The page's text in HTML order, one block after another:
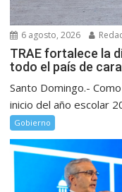
6 agosto, 2026
TRAE fortalece la
todo el país de
Santo Domingo.-
inicio del año escolar
Gobierno